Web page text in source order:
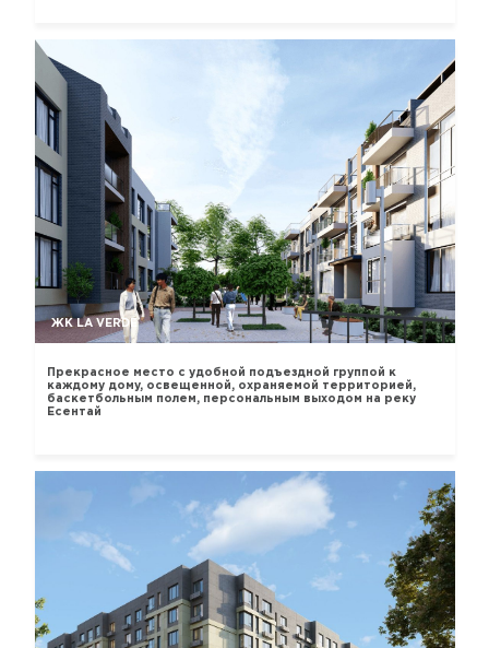
ЖК LA VERDE
Прекрасное место с удобной подъездной группой к
каждому дому, освещенной, охраняемой территорией,
баскетбольным полем, персональным выходом на реку
Есентай